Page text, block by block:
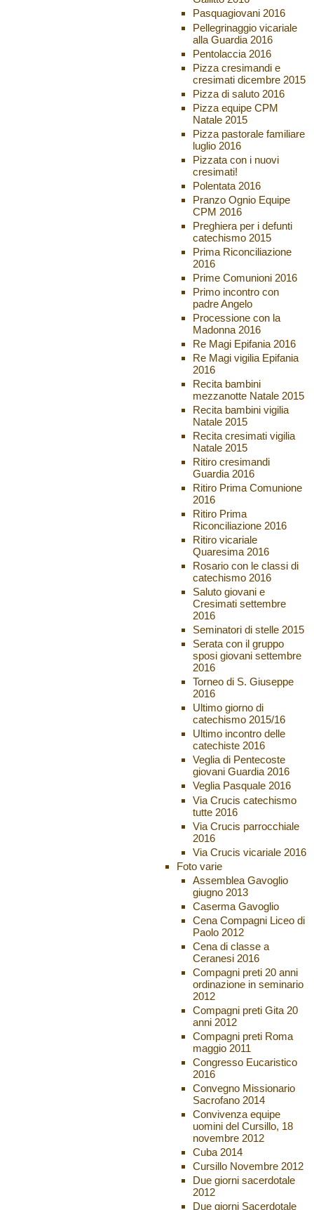
Pasquagiovani 2016
Pellegrinaggio vicariale
alla Guardia 2016
Pentolaccia 2016
Pizza cresimandi e
cresimati dicembre 2015
Pizza di saluto 2016
Pizza equipe CPM
Natale 2015
Pizza pastorale familiare
luglio 2016
Pizzata con i nuovi
cresimati!
Polentata 2016
Pranzo Ognio Equipe
CPM 2016
Preghiera per i defunti
catechismo 2015
Prima Riconciliazione
2016
Prime Comunioni 2016
Primo incontro con
padre Angelo
Processione con la
Madonna 2016
Re Magi Epifania 2016
Re Magi vigilia Epifania
2016
Recita bambini
mezzanotte Natale 2015
Recita bambini vigilia
Natale 2015
Recita cresimati vigilia
Natale 2015
Ritiro cresimandi
Guardia 2016
Ritiro Prima Comunione
2016
Ritiro Prima
Riconciliazione 2016
Ritiro vicariale
Quaresima 2016
Rosario con le classi di
catechismo 2016
Saluto giovani e
Cresimati settembre
2016
Seminatori di stelle 2015
Serata con il gruppo
sposi giovani settembre
2016
Torneo di S. Giuseppe
2016
Ultimo giorno di
catechismo 2015/16
Ultimo incontro delle
catechiste 2016
Veglia di Pentecoste
giovani Guardia 2016
Veglia Pasquale 2016
Via Crucis catechismo
tutte 2016
Via Crucis parrocchiale
2016
Via Crucis vicariale 2016
Foto varie
Assemblea Gavoglio
giugno 2013
Caserma Gavoglio
Cena Compagni Liceo di
Paolo 2012
Cena di classe a
Ceranesi 2016
Compagni preti 20 anni
ordinazione in seminario
2012
Compagni preti Gita 20
anni 2012
Compagni preti Roma
maggio 2011
Congresso Eucaristico
2016
Convegno Missionario
Sacrofano 2014
Convivenza equipe
uomini del Cursillo, 18
novembre 2012
Cuba 2014
Cursillo Novembre 2012
Due giorni sacerdotale
2012
Due giorni Sacerdotale